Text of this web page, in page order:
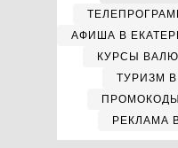
АФИША В
КУРСЫ
ТУРИЗМ
РЕКЛАМА